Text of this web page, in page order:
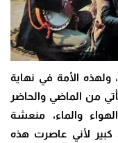
ولهذه الأمة في نهاية
من الماضي والحاضر
والماء، منعشة
لأني عاصرت هذه